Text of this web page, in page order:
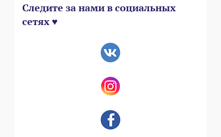
Следите за нами в социальных
сетях ♥